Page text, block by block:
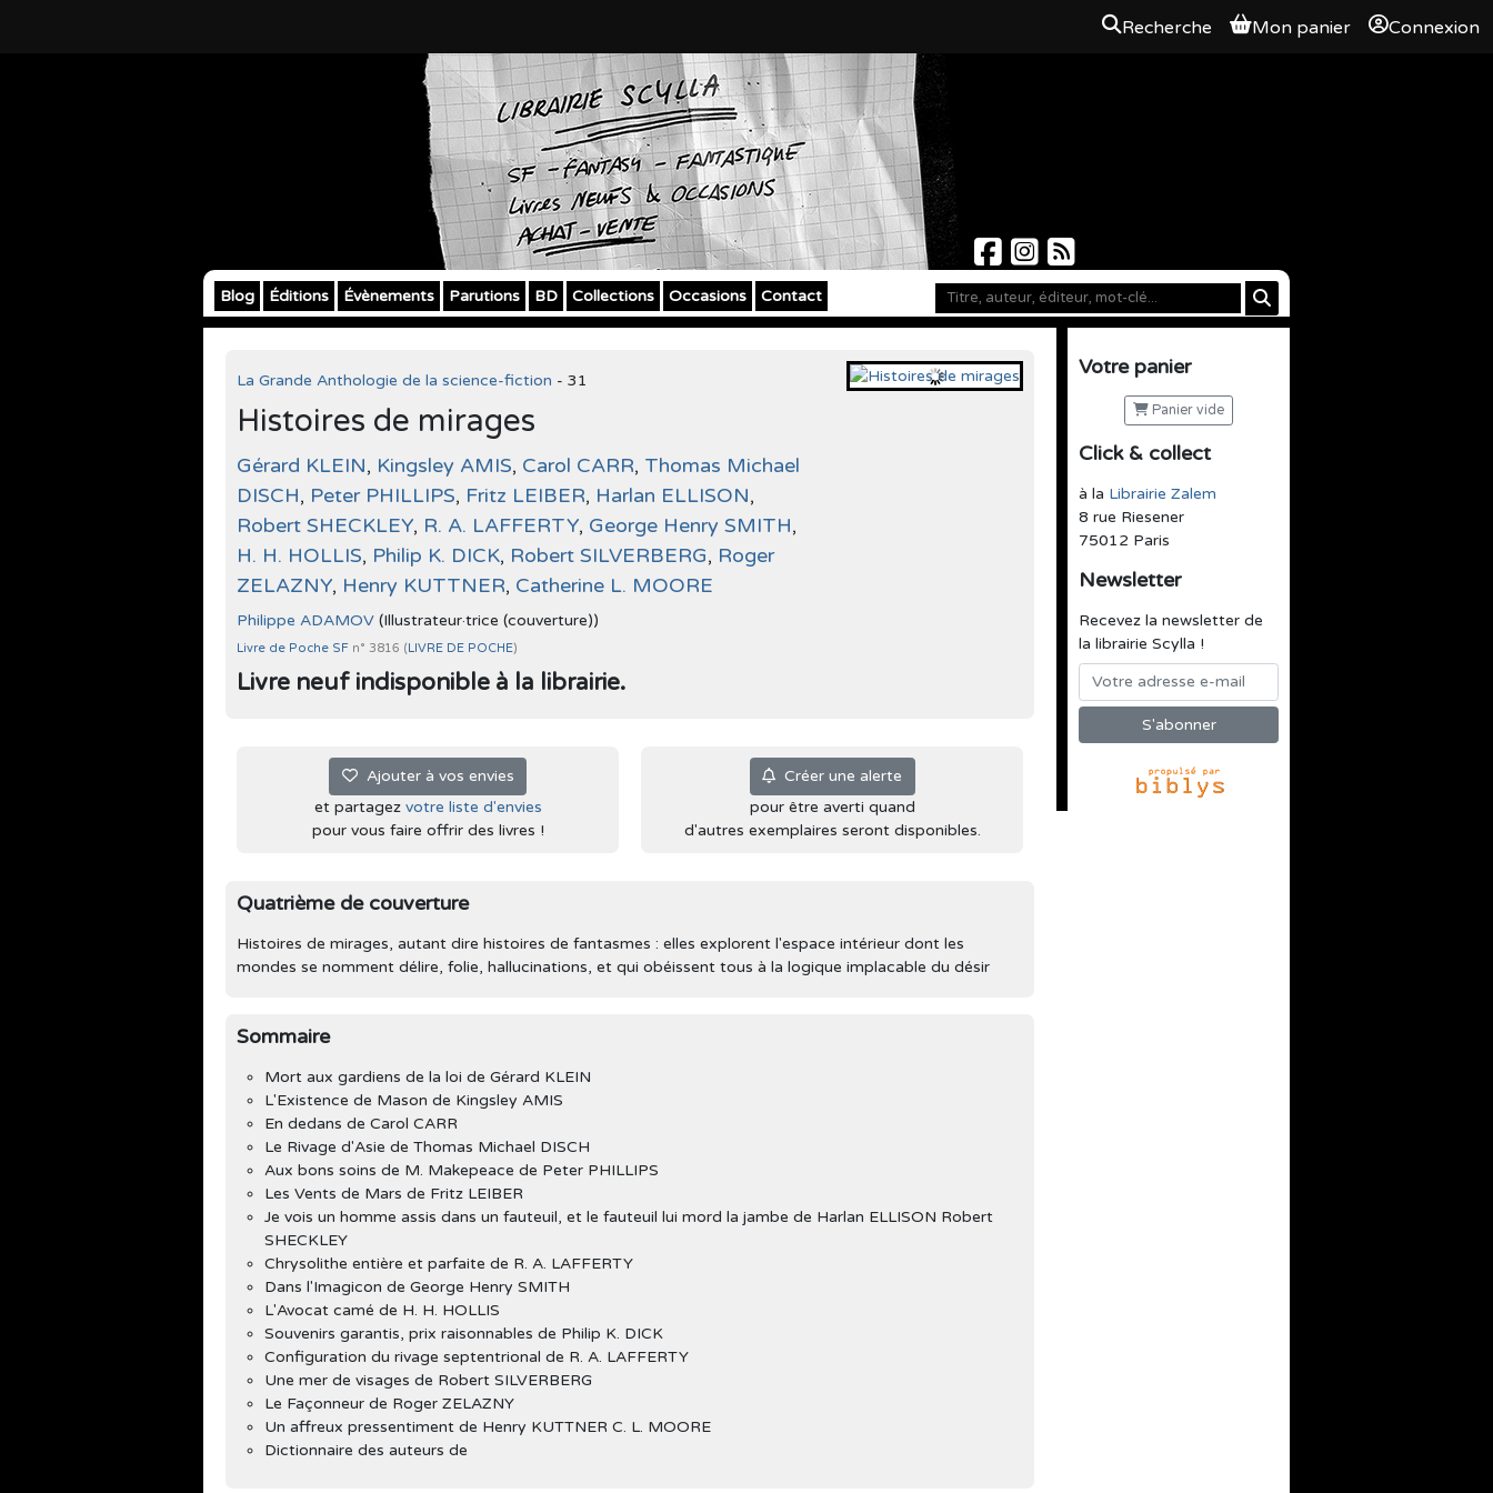
Recherche Mon panier Connexion
Blog Éditions Évènements Parutions BD Collections Occasions Contact
Votre panier
Panier vide
Click & collect
à la Librairie Zalem
8 rue Riesener
75012 Paris
Newsletter
Recevez la newsletter de
la librairie Scylla !
La Grande Anthologie de la science-fiction - 31
Histoires de mirages
Gérard KLEIN, Kingsley AMIS, Carol CARR, Thomas Michael
DISCH, Peter PHILLIPS, Fritz LEIBER, Harlan ELLISON,
Robert SHECKLEY, R. A. LAFFERTY, George Henry SMITH,
H. H. HOLLIS, Philip K. DICK, Robert SILVERBERG, Roger
ZELAZNY, Henry KUTTNER, Catherine L. MOORE
Philippe ADAMOV (Illustrateur·trice (couverture))
Livre de Poche SF n° 3816 (LIVRE DE POCHE)
Livre neuf indisponible à la librairie.
Ajouter à vos envies
et partagez votre liste d'envies
pour vous faire offrir des livres !
Créer une alerte
pour être averti quand
d'autres exemplaires seront disponibles.
Quatrième de couverture
Histoires de mirages, autant dire histoires de fantasmes : elles explorent l'espace intérieur dont les
mondes se nomment délire, folie, hallucinations, et qui obéissent tous à la logique implacable du désir
Sommaire
Mort aux gardiens de la loi de Gérard KLEIN
L'Existence de Mason de Kingsley AMIS
En dedans de Carol CARR
Le Rivage d'Asie de Thomas Michael DISCH
Aux bons soins de M. Makepeace de Peter PHILLIPS
Les Vents de Mars de Fritz LEIBER
Je vois un homme assis dans un fauteuil, et le fauteuil lui mord la jambe de Harlan ELLISON Robert
SHECKLEY
Chrysolithe entière et parfaite de R. A. LAFFERTY
Dans l'Imagicon de George Henry SMITH
L'Avocat camé de H. H. HOLLIS
Souvenirs garantis, prix raisonnables de Philip K. DICK
Configuration du rivage septentrional de R. A. LAFFERTY
Une mer de visages de Robert SILVERBERG
Le Façonneur de Roger ZELAZNY
Un affreux pressentiment de Henry KUTTNER C. L. MOORE
Dictionnaire des auteurs de